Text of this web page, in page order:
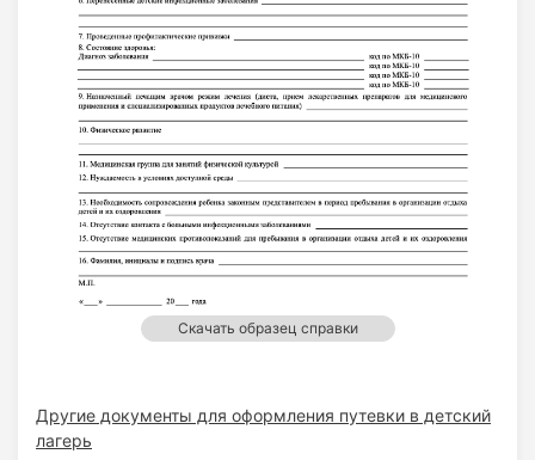
Скачать образец справки
Другие документы для оформления путевки в детский
лагерь